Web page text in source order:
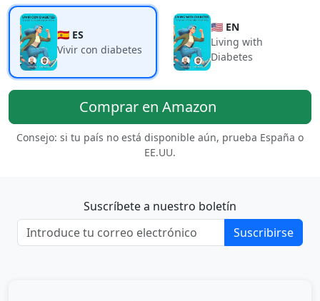
🇪🇸 ES
Vivir con diabetes
🇺🇸 EN
Living with
Diabetes
Comprar en Amazon
Consejo: si tu país no está disponible aún, prueba España o
EE.UU.
Suscríbete a nuestro boletín
Suscribirse